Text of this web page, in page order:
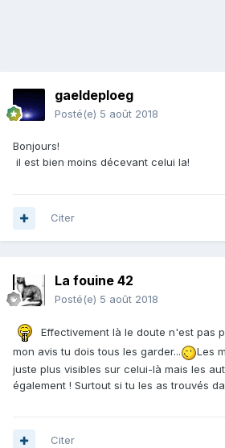
gaeldeploeg
Posté(e) 5 août 2018
Bonjours!
il est bien moins décevant celui la!
Citer
La fouine 42
Posté(e) 5 août 2018
Effectivement là le doute n'est pas
mon avis tu dois tous les garder...
Les
juste plus visibles sur celui-là mais les
également ! Surtout si tu les as trouvés
Citer